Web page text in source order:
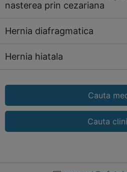
nasterea prin cezariana
Hernia diafragmatica
Hernia hiatala
Cauta
Cauta